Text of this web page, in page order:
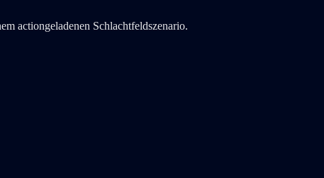
Schlachtfeldszenario. ist jetzt das aktuelle Objekt in